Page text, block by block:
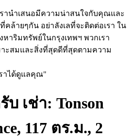
านำเสนอมีความน่าสนใจกับคุณและ
ล้ายๆกัน อย่าลังเลที่จะติดต่อเรา ใน
าริมทรัพย์ในกรุงเทพฯ พวกเรา
ะสมและสิ่งที่สุดดีที่สุดตามความ
าได้ดูแลคุณ"
เช่า: Tonson
117 ตร.ม., 2